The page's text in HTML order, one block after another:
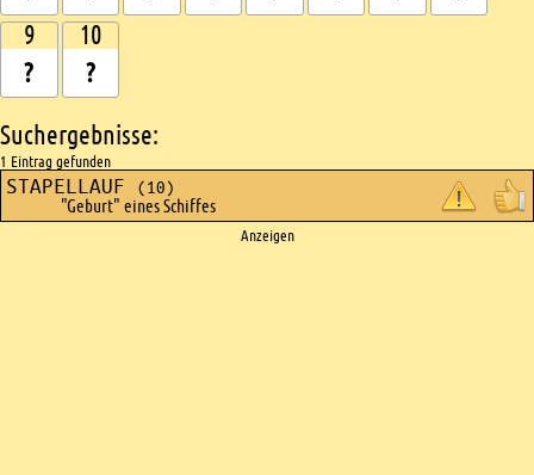
9 10
Suchergebnisse:
1 Eintrag gefunden
STAPELLAUF (10)
"Geburt" eines Schiffes
Anzeigen